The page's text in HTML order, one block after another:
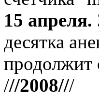
15 апреля.
десятка
продолжит
///2008///